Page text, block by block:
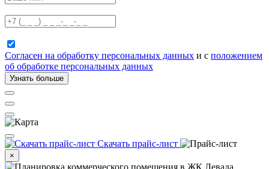
Согласен на обработку персональных данных и с положением
об обработке персональных данных
Узнать больше
Скачать прайс-лист
×